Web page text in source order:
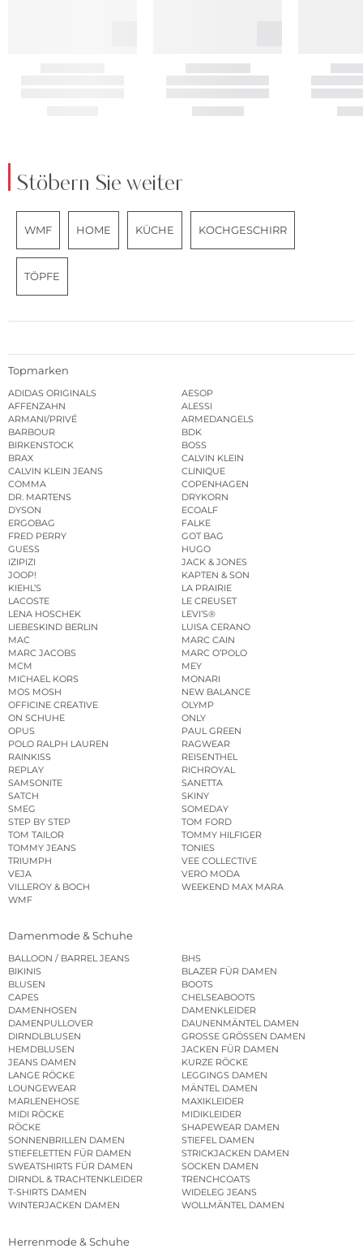
Stöbern Sie weiter
WMF HOME KÜCHE KOCHGESCHIRR
TÖPFE
Topmarken
ADIDAS ORIGINALS
AESOP
AFFENZAHN
ALESSI
ARMANI/PRIVÉ
ARMEDANGELS
BARBOUR
BDK
BIRKENSTOCK
BOSS
BRAX
CALVIN KLEIN
CALVIN KLEIN JEANS
CLINIQUE
COMMA
COPENHAGEN
DR. MARTENS
DRYKORN
DYSON
ECOALF
ERGOBAG
FALKE
FRED PERRY
GOT BAG
GUESS
HUGO
IZIPIZI
JACK & JONES
JOOP!
KAPTEN & SON
KIEHL’S
LA PRAIRIE
LACOSTE
LE CREUSET
LENA HOSCHEK
LEVI’S®
LIEBESKIND BERLIN
LUISA CERANO
MAC
MARC CAIN
MARC JACOBS
MARC O’POLO
MCM
MEY
MICHAEL KORS
MONARI
MOS MOSH
NEW BALANCE
OFFICINE CREATIVE
OLYMP
ON SCHUHE
ONLY
OPUS
PAUL GREEN
POLO RALPH LAUREN
RAGWEAR
RAINKISS
REISENTHEL
REPLAY
RICHROYAL
SAMSONITE
SANETTA
SATCH
SKINY
SMEG
SOMEDAY
STEP BY STEP
TOM FORD
TOM TAILOR
TOMMY HILFIGER
TOMMY JEANS
TONIES
TRIUMPH
VEE COLLECTIVE
VEJA
VERO MODA
VILLEROY & BOCH
WEEKEND MAX MARA
WMF
Damenmode & Schuhe
BALLOON / BARREL JEANS
BHS
BIKINIS
BLAZER FÜR DAMEN
BLUSEN
BOOTS
CAPES
CHELSEABOOTS
DAMENHOSEN
DAMENKLEIDER
DAMENPULLOVER
DAUNENMÄNTEL DAMEN
DIRNDLBLUSEN
GROSSE GRÖSSEN DAMEN
HEMDBLUSEN
JACKEN FÜR DAMEN
JEANS DAMEN
KURZE RÖCKE
LANGE RÖCKE
LEGGINGS DAMEN
LOUNGEWEAR
MÄNTEL DAMEN
MARLENEHOSE
MAXIKLEIDER
MIDI RÖCKE
MIDIKLEIDER
RÖCKE
SHAPEWEAR DAMEN
SONNENBRILLEN DAMEN
STIEFEL DAMEN
STIEFELETTEN FÜR DAMEN
STRICKJACKEN DAMEN
SWEATSHIRTS FÜR DAMEN
SOCKEN DAMEN
DIRNDL & TRACHTENKLEIDER
TRENCHCOATS
T-SHIRTS DAMEN
WIDELEG JEANS
WINTERJACKEN DAMEN
WOLLMÄNTEL DAMEN
Herrenmode & Schuhe